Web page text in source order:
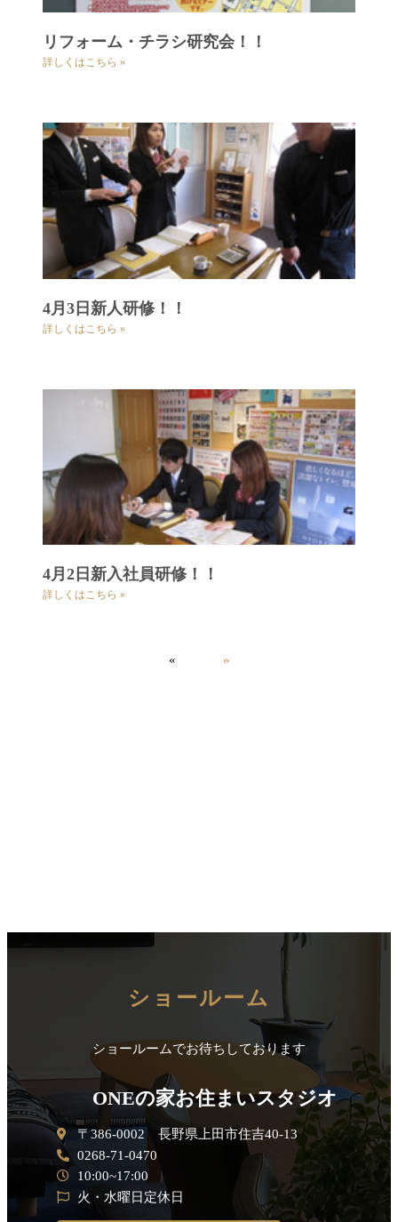
リフォーム・チラシ研究会！！
詳しくはこちら »
4月3日新人研修！！
詳しくはこちら »
4月2日新入社員研修！！
詳しくはこちら »
« »
ショールーム
ショールームでお待ちしております
ONEの家お住まいスタジオ
〒386-0002 長野県上田市住吉40-13
0268-71-0470
10:00~17:00
火・水曜日定休日